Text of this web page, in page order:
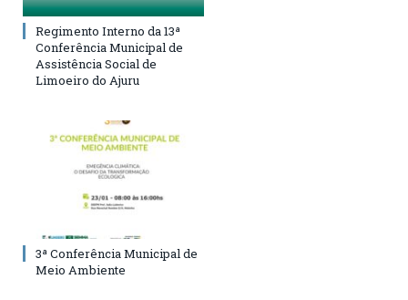
Regimento Interno da 13ª
Conferência Municipal de
Assistência Social de
Limoeiro do Ajuru
3ª Conferência Municipal de
Meio Ambiente